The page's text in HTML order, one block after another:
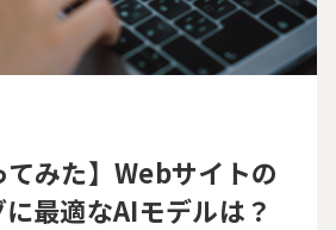
てみた】Webサイトの
最適なAIモデルは？